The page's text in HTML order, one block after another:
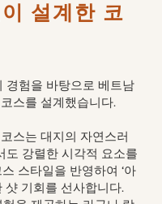
설계한 코
경험을 바탕으로 베트남
스를 설계했습니다.
스는 대지의 자연스러
도 강렬한 시각적 요소를
스타일을 반영하여 ‘아
샷 기회를 선사합니다.